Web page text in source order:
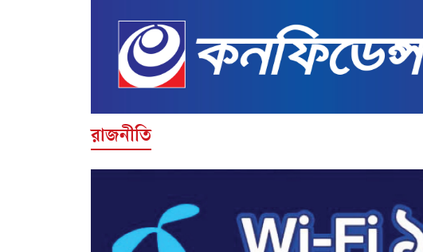
রাজনীতি